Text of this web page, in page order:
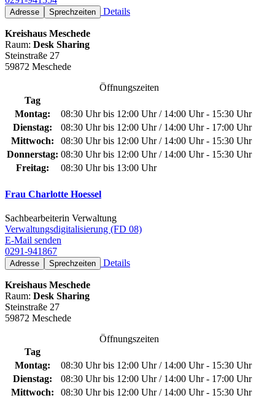
Adresse Sprechzeiten Details
Kreishaus Meschede
Raum: Desk Sharing
Steinstraße 27
59872 Meschede
Öffnungszeiten
Tag
Montag:
08:30 Uhr bis 12:00 Uhr / 14:00 Uhr - 15:30 Uhr
Dienstag:
08:30 Uhr bis 12:00 Uhr / 14:00 Uhr - 17:00 Uhr
Mittwoch:
08:30 Uhr bis 12:00 Uhr / 14:00 Uhr - 15:30 Uhr
Donnerstag: 08:30 Uhr bis 12:00 Uhr / 14:00 Uhr - 15:30 Uhr
Freitag:
08:30 Uhr bis 13:00 Uhr
Frau Charlotte Hoessel
Sachbearbeiterin Verwaltung
Verwaltungsdigitalisierung (FD 08)
E-Mail senden
0291-941867
Adresse Sprechzeiten Details
Kreishaus Meschede
Raum: Desk Sharing
Steinstraße 27
59872 Meschede
Öffnungszeiten
Tag
Montag:
08:30 Uhr bis 12:00 Uhr / 14:00 Uhr - 15:30 Uhr
Dienstag:
08:30 Uhr bis 12:00 Uhr / 14:00 Uhr - 17:00 Uhr
Mittwoch:
08:30 Uhr bis 12:00 Uhr / 14:00 Uhr - 15:30 Uhr